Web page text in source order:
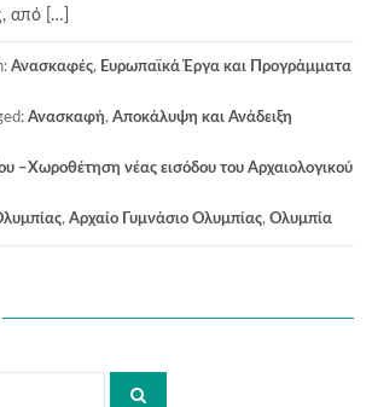
από […]
Ανασκαφές, Ευρωπαϊκά Έργα και Προγράμματα
Ανασκαφή, Αποκάλυψη και Ανάδειξη
–Χωροθέτηση νέας εισόδου του Αρχαιολογικού
, Αρχαίο Γυμνάσιο Ολυμπίας, Ολυμπία